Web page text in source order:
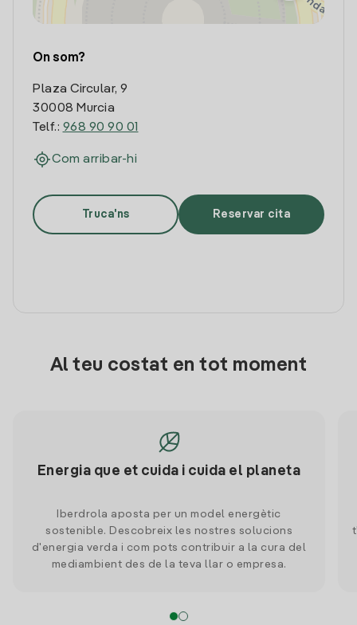
On som?
Plaza Circular, 9
30008 Murcia
Telf.: 968 90 90 01
Com arribar-hi
Truca'ns Reservar cita
Al teu costat en tot moment
Energia que et cuida i cuida el planeta
Iberdrola aposta per un model energètic
sostenible. Descobreix les nostres solucions
d'energia verda i com pots contribuir a la cura del
mediambient des de la teva llar o empresa.